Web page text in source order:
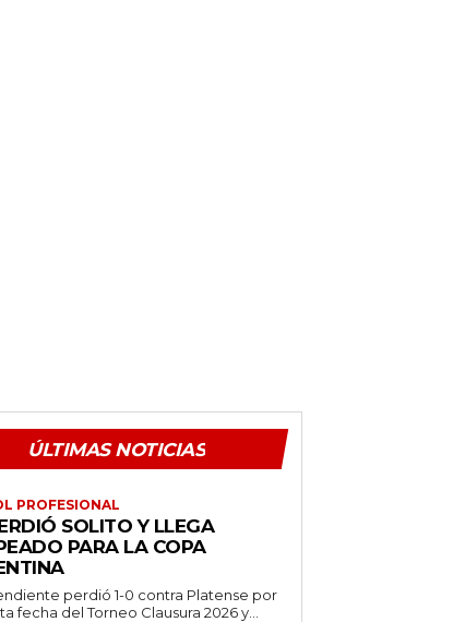
ÚLTIMAS NOTICIAS
PROFESIONAL
SOLITO Y LLEGA
PARA LA COPA
perdió 1-0 contra Platense por
fecha del Torneo Clausura 2026 y...